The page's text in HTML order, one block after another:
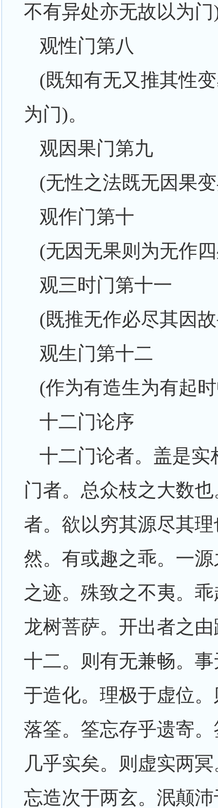
不有异处亦无故以为门
观性门第八
(既知有无又推其性
为门)。
观因果门第九
(无性之法既无因果
观作门第十
(无因无果则为无作
观三时门第十一
(既推无作必尽其因
观生门第十二
(作为有造生为有起
十二门论序
十二门论者。盖是
门者。总众枝之大数
者。欲以穷其源尽其
然。有或趣之乖。一
之迹。殊致之不夷。
龙树菩萨。开出者之
十二。则有无兼畅。
于造化。理极于虚位
落筌。筌忘存乎遗寄
几乎实矣。则虚实两
忘造次于两玄。泯颠